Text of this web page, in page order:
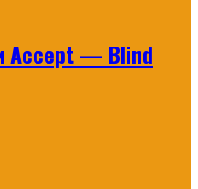
Accept — Blind